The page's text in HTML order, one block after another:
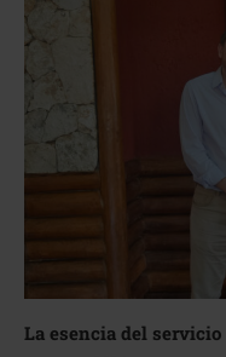
La esencia del servicio